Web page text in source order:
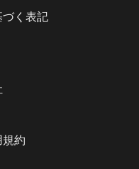
づく表記
規約